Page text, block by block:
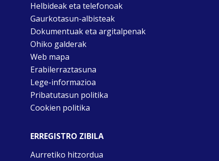
Helbideak eta telefonoak
Gaurkotasun-albisteak
Dokumentuak eta argitalpenak
Ohiko galderak
Web mapa
Erabilerraztasuna
Lege-informazioa
Pribatutasun politika
Cookien politika
ERREGISTRO ZIBILA
Aurretiko hitzordua